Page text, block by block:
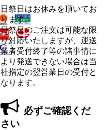
日祭日はお休みを頂いてお
ります。
日祭日のご注文は可能な限
り対応いたしますが、運送
業者受付終了等の諸事情に
より発送できない場合は当
社指定の翌営業日の受付と
なります。
必ずご確認くだ
さい